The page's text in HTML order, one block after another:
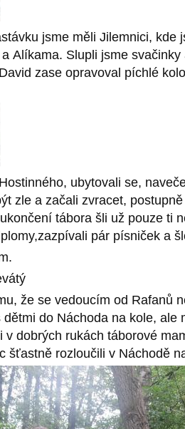
jsme měli Jilemnici, kde
Alíkama. Slupli jsme
zase opravoval píchlé
ubytovali se,
zle a začali zvracet,
tábora šli už pouze ti
pár písniček a
že se vedoucím od Rafanů
dětmi do Náchoda na kole, ale
v dobrých rukách táborové
šťastně rozloučili v Náchodě